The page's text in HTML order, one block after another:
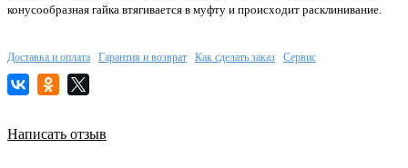
конусообразная гайка втягивается в муфту и происходит расклинивание.
Доставка и оплата Гарантия и возврат Как сделать заказ Сервис
Написать отзыв